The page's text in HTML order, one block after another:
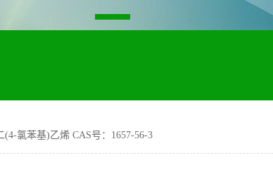
(4-氯苯基)乙烯 CAS号：1657-56-3